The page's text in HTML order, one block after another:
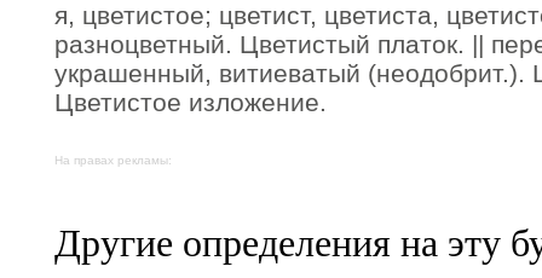
я, цветистое; цветист, цветиста,
разноцветный. Цветистый платок. ||
украшенный, витиеватый (неодобрит.).
Цветистое изложение.
На правах рекламы:
Другие определения на эту